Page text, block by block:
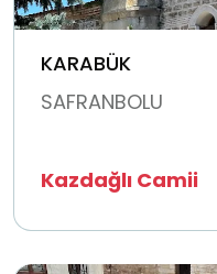
KARABÜK
SAFRANBOLU
Kazdağlı Camii